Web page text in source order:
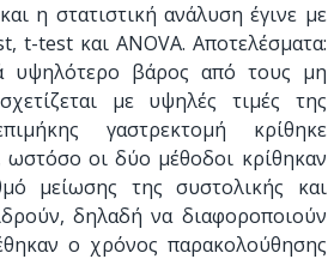
η στατιστική ανάλυση έγινε με
t-test και ANOVA. Αποτελέσματα:
υψηλότερο βάρος από τους μη
με υψηλές τιμές της
γαστρεκτομή κρίθηκε
οι δύο μέθοδοι κρίθηκαν
μείωσης της συστολικής και
δηλαδή να διαφοροποιούν
ο χρόνος παρακολούθησης